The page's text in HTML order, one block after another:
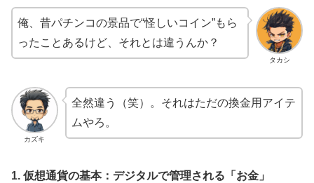
タカシ
俺、昔パチンコの景品で“怪しいコイン”もら
ったことあるけど、それとは違うんか？
カズキ
全然違う（笑）。それはただの換金用アイテ
ムやろ。
1. 仮想通貨の基本：デジタルで管理される「お金」